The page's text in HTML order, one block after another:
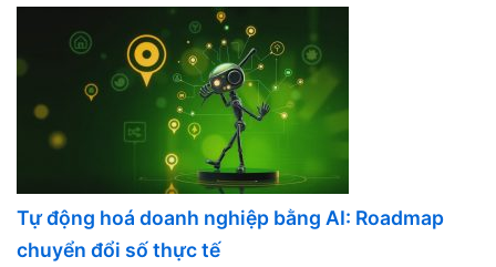
Tự động hoá doanh nghiệp bằng AI: Roadmap
chuyển đổi số thực tế